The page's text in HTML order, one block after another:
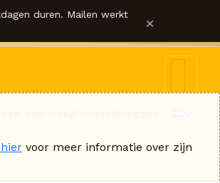
duren. Mailen werkt ×
voor meer informatie over zijn